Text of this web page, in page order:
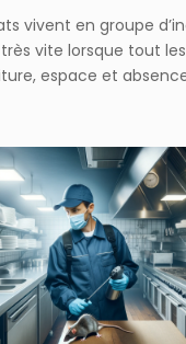
vivent en groupe
vite lorsque tout
espace et